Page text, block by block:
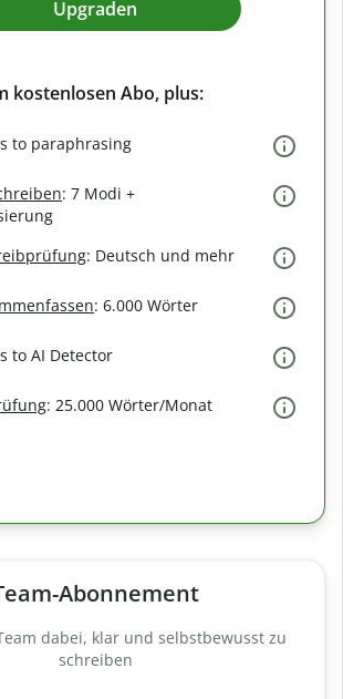
Upgraden
kostenlosen Abo, plus:
to paraphrasing
: 7 Modi +
: Deutsch und mehr
: 6.000 Wörter
to AI Detector
: 25.000 Wörter/Monat
Abonnement
dabei, klar und selbstbewusst zu
schreiben